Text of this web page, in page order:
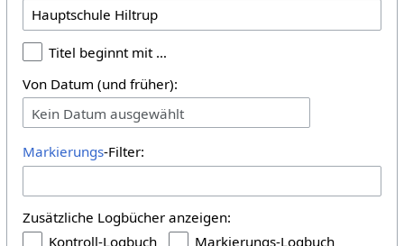
Titel beginnt mit …
Von Datum (und früher):
Kein Datum ausgewählt
Markierungs-Filter:
Zusätzliche Logbücher anzeigen:
Kontroll-Logbuch
Markierungs-Logbuch